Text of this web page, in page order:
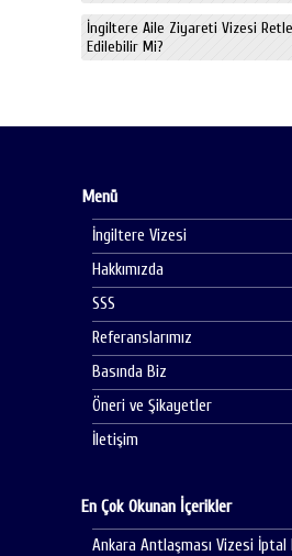
İngiltere Aile Ziyareti Vizesi
Edilebilir Mi?
Menü
İngiltere Vizesi
Hakkımızda
SSS
Referanslarımız
Basında Biz
Öneri ve Şikayetler
İletişim
En Çok Okunan İçerikler
Ankara Antlaşması Vizesi İptal